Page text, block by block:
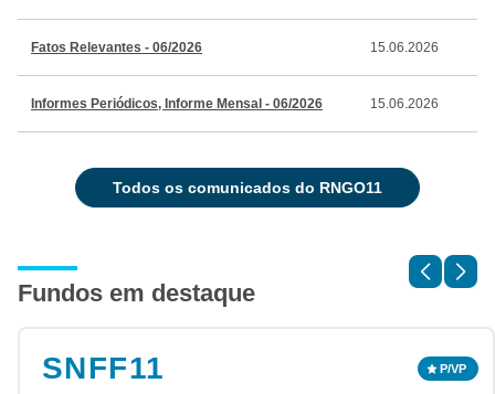
Fatos Relevantes - 06/2026 15.06.2026
Informes Periódicos, Informe Mensal - 06/2026 15.06.2026
todos os comunicados do RNGO11
Fundos em destaque
SNFF11